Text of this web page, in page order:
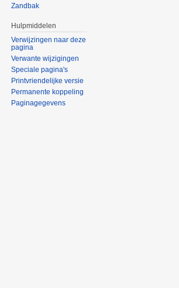
Zandbak
Hulpmiddelen
Verwijzingen naar deze
pagina
Verwante wijzigingen
Speciale pagina's
Printvriendelijke versie
Permanente koppeling
Paginagegevens